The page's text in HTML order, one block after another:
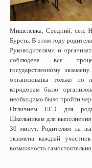
Мишелёвка, Средний, сёл:
Буреть. В этом году
Руководителями и
соблюдена вся
государственному
организованы только по
коридорам было
необходимо было пройти
Отличием ЕГЭ для
Школьникам для выполнения
30 минут. Родителям на
экзамена каждый
возможность